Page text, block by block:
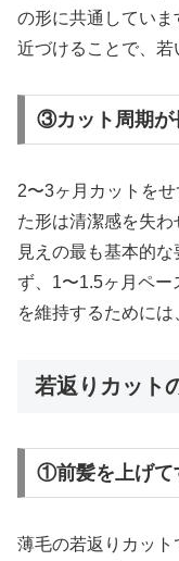
の形に共通してい
近づけることで、若
③カット周期が
2〜3ヶ月カットを
た形は清潔感を失
見えの最も基本的
ず、1〜1.5ヶ月ペー
を維持するためには
若返りカット
①前髪を上げて
薄毛の若返りカッ